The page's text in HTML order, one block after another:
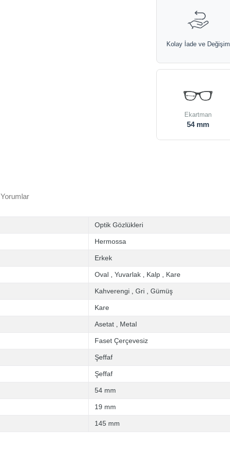
Kolay İade ve Değişim
Ekartman
54 mm
Yorumlar
Optik Gözlükleri
Hermossa
Erkek
Oval Yuvarlak Kalp Kare
Kahverengi Gri Gümüş
Kare
Asetat Metal
Faset Çerçevesiz
Şeffaf
Şeffaf
54 mm
19 mm
145 mm